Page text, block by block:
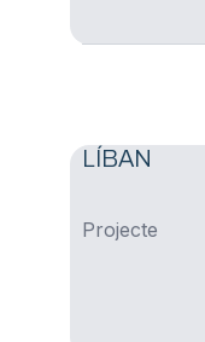
LÍBAN
Projecte